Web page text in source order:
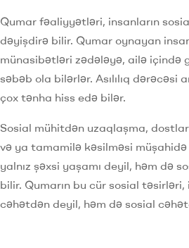
Qumar fəaliyyətləri, insanların
dəyişdirə bilir. Qumar oynayan
münasibətləri zədələyə, ailə içində
səbəb ola bilərlər. Asılılıq dərəcəsi
çox tənha hiss edə bilər.
Sosial mühitdən uzaqlaşma,
və ya tamamilə kəsilməsi
yalnız şəxsi yaşamı deyil, həm də
bilir. Qumarın bu cür sosial təsirləri,
cəhətdən deyil, həm də sosial